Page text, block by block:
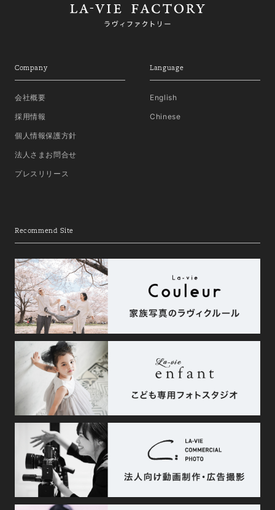
Company
会社概要
採用情報
個人情報保護方針
法人さまお問合せ
プレスリリース
Language
English
Chinese
Recommend Site